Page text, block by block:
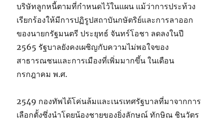
บริษัทลูกหนี้ตามที่กำหนดไว้ในแผน แม้ว่าการประท้วง
เรียกร้องให้มีการปฏิรูปสถาบันกษัตริย์และการลาออก
ของนายกรัฐมนตรี ประยุทธ์ จันทร์โอชา ลดลงในปี
2565 รัฐบาลยังคงเผชิญกับความไม่พอใจของ
สาธารณชนและการเมืองที่เพิ่มมากขึ้น ในเดือน
กรกฎาคม พ.ศ.
2549 กองทัพได้โค่นล้มและเนรเทศรัฐบาลที่มาจากการ
เลือกตั้งซึ่งนำโดยน้องชายของยิ่งลักษณ์ ทักษิณ ชินวัตร